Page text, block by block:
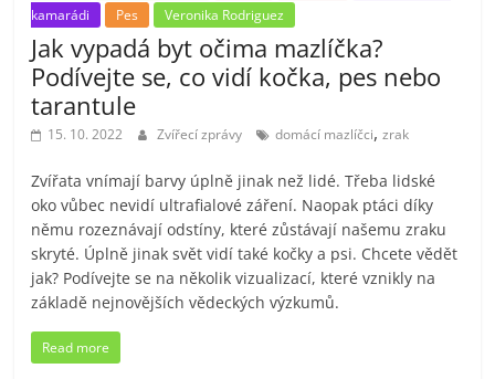
kamarádi
Pes Veronika Rodriguez
Jak vypadá byt očima mazlíčka?
Podívejte se, co vidí kočka, pes nebo
tarantule
15. 10. 2022 Zvířecí zprávy domácí mazlíčci,zrak
Zvířata vnímají barvy úplně jinak než lidé. Třeba lidské
oko vůbec nevidí ultrafialové záření. Naopak ptáci díky
němu rozeznávají odstíny, které zůstávají našemu zraku
skryté. Úplně jinak svět vidí také kočky a psi. Chcete vědět
jak? Podívejte se na několik vizualizací, které vznikly na
základě nejnovějších vědeckých výzkumů.
Read more